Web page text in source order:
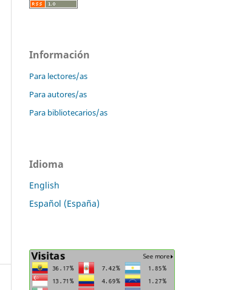
Información
Para lectores/as
Para autores/as
Para bibliotecarios/as
Idioma
English
Español (España)